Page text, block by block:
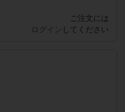
ご注文には
ログイン してください